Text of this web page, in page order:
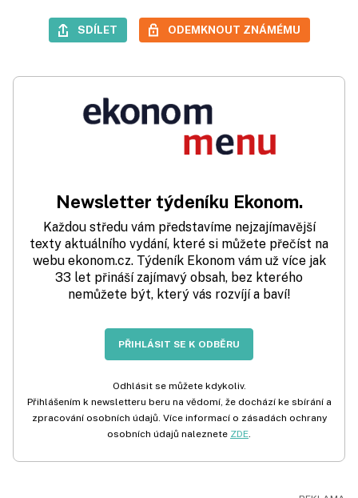
SDÍLET ODEMKNOUT ZNÁMÉMU
Newsletter týdeníku Ekonom.
Každou středu vám představíme nejzajímavější
texty aktuálního vydání, které si můžete přečíst na
webu ekonom.cz. Týdeník Ekonom vám už více jak
33 let přináší zajímavý obsah, bez kterého
nemůžete být, který vás rozvíjí a baví!
PŘIHLÁSIT SE K ODBĚRU
Odhlásit se můžete kdykoliv.
Přihlášením k newsletteru beru na vědomí, že dochází ke sbírání a
zpracování osobních údajů. Více informací o zásadách ochrany
osobních údajů naleznete ZDE.